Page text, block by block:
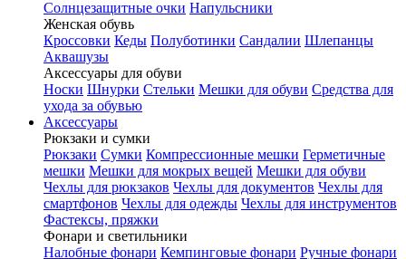
Солнцезащитные очки Напульсники
Женская обувь
Кроссовки Кеды Полуботинки Сандалии Шлепанцы
Аквашузы
Аксессуары для обуви
Носки Шнурки Стельки Мешки для обуви Средства для
ухода за обувью
Аксессуары
Рюкзаки и сумки
Рюкзаки Сумки Компрессионные мешки Герметичные
мешки Мешки для мокрых вещей Мешки для обуви
Чехлы для рюкзаков Чехлы для документов Чехлы для
смартфонов Чехлы для одежды Чехлы для инструментов
Фастексы, пряжки
Фонари и светильники
Налобные фонари Кемпинговые фонари Ручные фонари